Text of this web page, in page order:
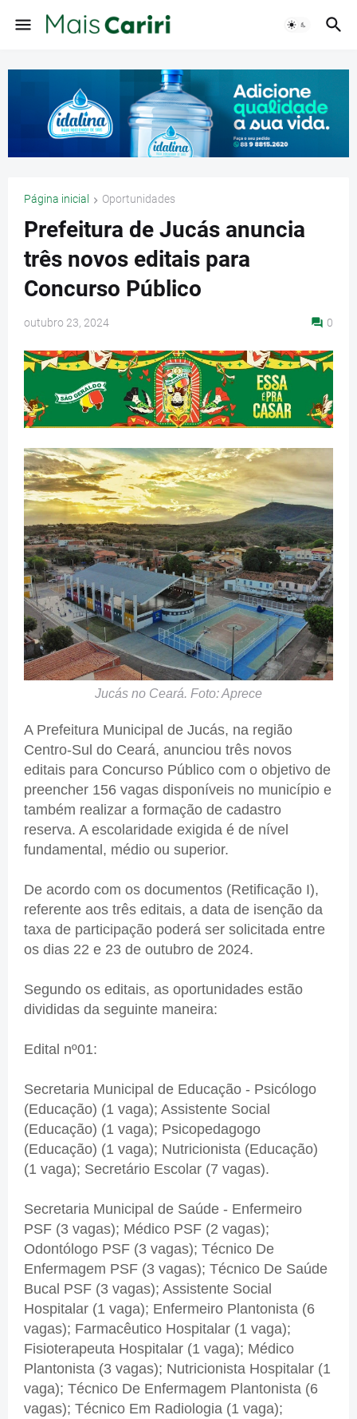
Página inicial Oportunidades
Prefeitura de Jucás anuncia
três novos editais para
Concurso Público
outubro 23, 2024 0
Jucás no Ceará. Foto: Aprece
A Prefeitura Municipal de Jucás, na região
Centro-Sul do Ceará, anunciou três novos
editais para Concurso Público com o objetivo de
preencher 156 vagas disponíveis no município e
também realizar a formação de cadastro
reserva. A escolaridade exigida é de nível
fundamental, médio ou superior.
De acordo com os documentos (Retificação I),
referente aos três editais, a data de isenção da
taxa de participação poderá ser solicitada entre
os dias 22 e 23 de outubro de 2024.
Segundo os editais, as oportunidades estão
divididas da seguinte maneira:
Edital nº01:
Secretaria Municipal de Educação - Psicólogo
(Educação) (1 vaga); Assistente Social
(Educação) (1 vaga); Psicopedagogo
(Educação) (1 vaga); Nutricionista (Educação)
(1 vaga); Secretário Escolar (7 vagas).
Secretaria Municipal de Saúde - Enfermeiro
PSF (3 vagas); Médico PSF (2 vagas);
Odontólogo PSF (3 vagas); Técnico De
Enfermagem PSF (3 vagas); Técnico De Saúde
Bucal PSF (3 vagas); Assistente Social
Hospitalar (1 vaga); Enfermeiro Plantonista (6
vagas); Farmacêutico Hospitalar (1 vaga);
Fisioterapeuta Hospitalar (1 vaga); Médico
Plantonista (3 vagas); Nutricionista Hospitalar (1
vaga); Técnico De Enfermagem Plantonista (6
vagas); Técnico Em Radiologia (1 vaga);